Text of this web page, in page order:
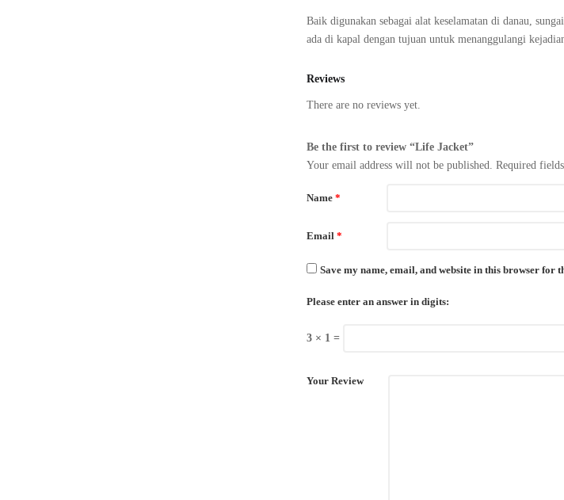
Baik digunakan sebagai alat keselamatan di danau,
ada di kapal dengan tujuan untuk menanggulangi
Reviews
There are no reviews yet.
Be the first to review “Life Jacket”
Your email address will not be published. Required
Your Review
Name *
Email *
Save my name, email, and website in this browser for
Please enter an answer in digits:
3 × 1 =